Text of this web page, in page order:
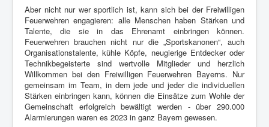
Aber nicht nur wer sportlich ist, kann sich bei der Freiwilligen
Feuerwehren engagieren: alle Menschen haben Stärken und
Talente, die sie in das Ehrenamt einbringen können.
Feuerwehren brauchen nicht nur die „Sportskanonen“, auch
Organisationstalente, kühle Köpfe, neugierige Entdecker oder
Technikbegeisterte sind wertvolle Mitglieder und herzlich
Willkommen bei den Freiwilligen Feuerwehren Bayerns. Nur
gemeinsam im Team, in dem jede und jeder die individuellen
Stärken einbringen kann, können die Einsätze zum Wohle der
Gemeinschaft erfolgreich bewältigt werden - über 290.000
Alarmierungen waren es 2023 in ganz Bayern gewesen.